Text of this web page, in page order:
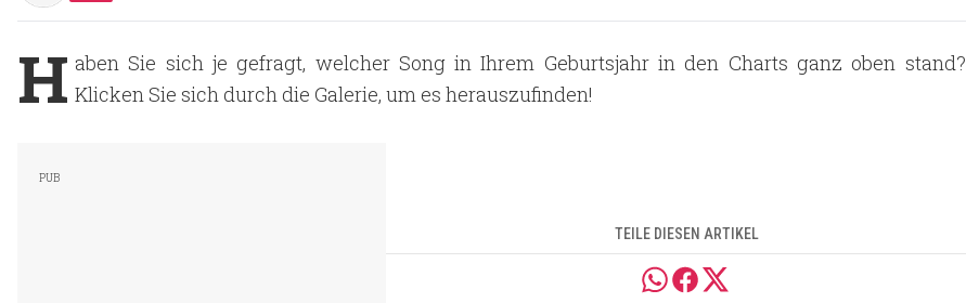
H aben Sie sich je gefragt, welcher Song in Ihrem Geburtsjahr in den Charts ganz oben stand?
Klicken Sie sich durch die Galerie, um es herauszufinden!
TEILE DIESEN ARTIKEL